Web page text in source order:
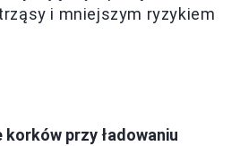
i mniejszym ryzykiem
korków przy ładowaniu